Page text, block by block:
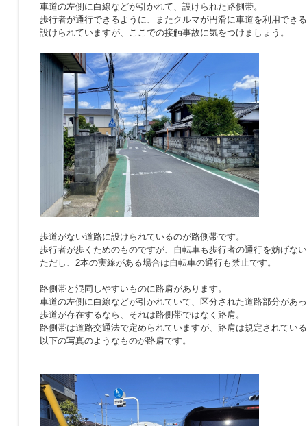
車道の左側に白線などが引かれて、設けられた路側帯。
歩行者が通行できるように、またクルマが円滑に車道を利用でき
設けられていますが、ここでの接触事故に気をつけましょう。
歩道がない道路に設けられているのが路側帯です。
歩行者が歩くためのものですが、自転車も歩行者の通行を妨げな
ただし、2本の実線がある場合は自転車の通行も禁止です。
路側帯と混同しやすいものに路肩があります。
車道の左側に白線などが引かれていて、区分された道路部分があ
歩道が存在するなら、それは路側帯ではなく路肩。
路側帯は道路交通法で定められていますが、路肩は規定されてい
以下の写真のようなものが路肩です。